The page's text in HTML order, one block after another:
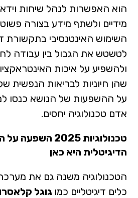
הוא האפשרות לנהל שיחות
מידיים ולשתף מידע בצורה
השימוש האינטנסיבי בתקשורת
לטשטש את הגבול בין עבודה
ולהשפיע על איכות
שהן חיוניות לבריאות הנפשית
על ההשפעות של הנושא כנסו
אדם טכנולוגיה יחסים.
טכנולוגיות 2025
הדיגיטלית היא כאן
הטכנולוגיה משנה גם את
כלים דיגיטליים כמו גוגל